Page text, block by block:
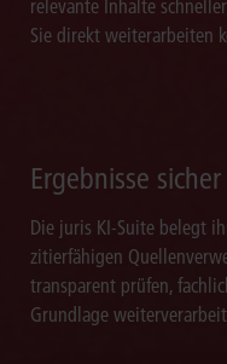
relevante Inhalte
Sie direkt weiterarbeiten
Ergebnisse
Die juris KI-Suite belegt
zitierfähigen
transparent prüfen,
Grundlage